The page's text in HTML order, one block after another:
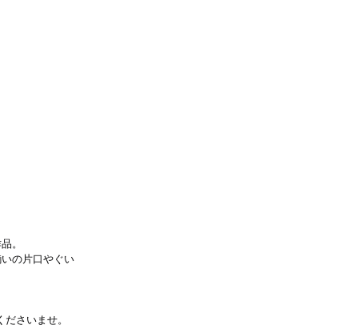
。
の片口やぐい
さいませ。